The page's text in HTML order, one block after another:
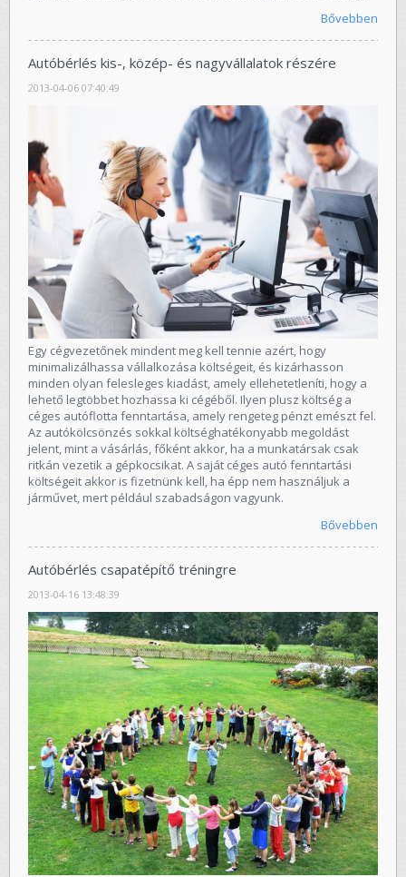
Bővebben
Autóbérlés kis-, közép- és nagyvállalatok részére
2013-04-06 07:40:49
Egy cégvezetőnek mindent meg kell tennie azért, hogy
minimalizálhassa vállalkozása költségeit, és kizárhasson
minden olyan felesleges kiadást, amely ellehetetleníti, hogy a
lehető legtöbbet hozhassa ki cégéből. Ilyen plusz költség a
céges autóflotta fenntartása, amely rengeteg pénzt emészt fel.
Az autókölcsönzés sokkal költséghatékonyabb megoldást
jelent, mint a vásárlás, főként akkor, ha a munkatársak csak
ritkán vezetik a gépkocsikat. A saját céges autó fenntartási
költségeit akkor is fizetnünk kell, ha épp nem használjuk a
járművet, mert például szabadságon vagyunk.
Bővebben
Autóbérlés csapatépítő tréningre
2013-04-16 13:48:39